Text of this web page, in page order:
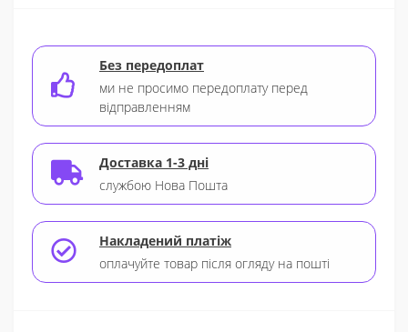
Без передоплат
ми не просимо передоплату перед
відправленням
Доставка 1-3 дні
службою Нова Пошта
Накладений платіж
оплачуйте товар після огляду на пошті